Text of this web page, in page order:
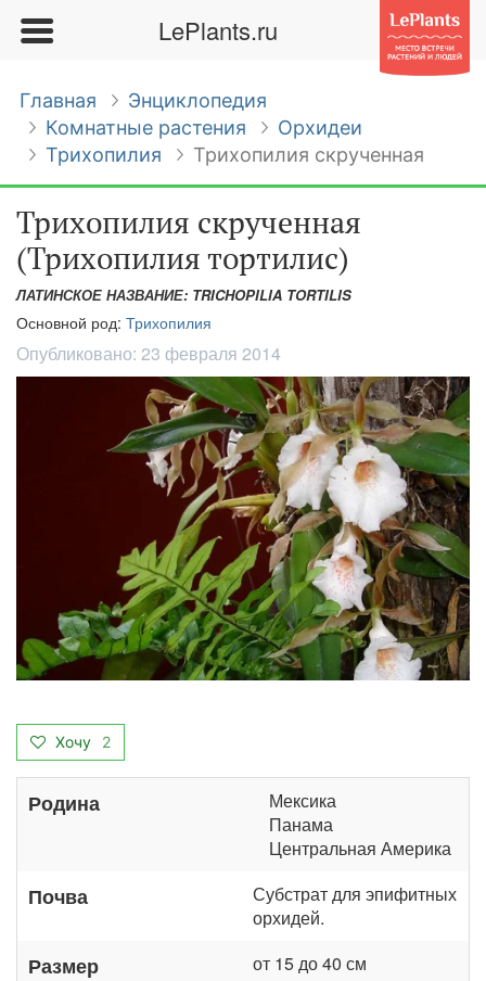
LePlants.ru
Главная
Энциклопедия
Комнатные растения
Орхидеи
Трихопилия
Трихопилия скрученная
Трихопилия скрученная
(Трихопилия тортилис)
ЛАТИНСКОЕ НАЗВАНИЕ: TRICHOPILIA TORTILIS
Основной род: Трихопилия
Опубликовано: 23 февраля 2014
Хочу 2
Родина
Мексика
Панама
Центральная Америка
Почва
Субстрат для эпифитных
орхидей.
Размер от 15 до 40 см